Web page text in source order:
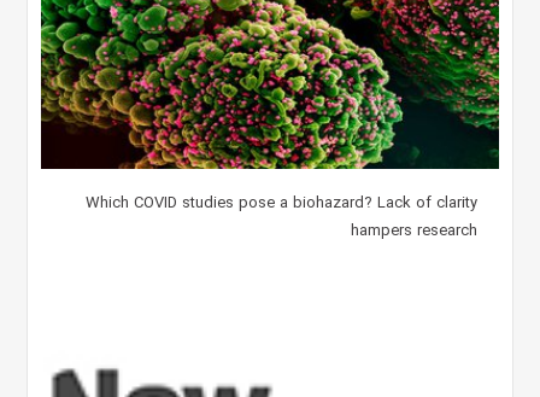
Which COVID studies pose a biohazard? Lack of clarity
hampers research